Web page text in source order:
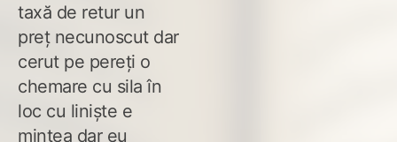
taxă de retur un
preț necunoscut dar
cerut pe pereți o
chemare cu sila în
loc cu liniște e
mintea dar eu